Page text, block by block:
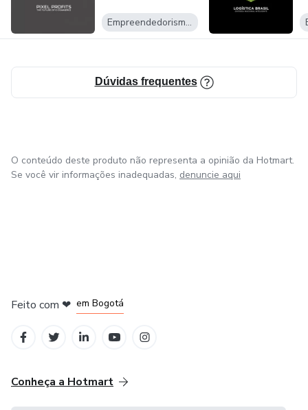
Vendendo...
Empreendedorismo Digital
Dúvidas frequentes
O conteúdo deste produto não representa a opinião da Hotmart.
Se você vir informações inadequadas, denuncie aqui
Feito com ❤ em Bogotá
Conheça a Hotmart